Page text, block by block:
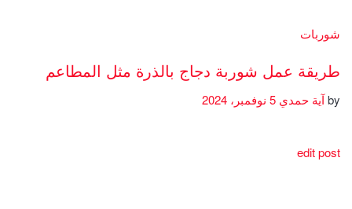
شوربات
طريقة عمل شوربة دجاج بالذرة مثل المطاعم
byآية حمدي
edit post